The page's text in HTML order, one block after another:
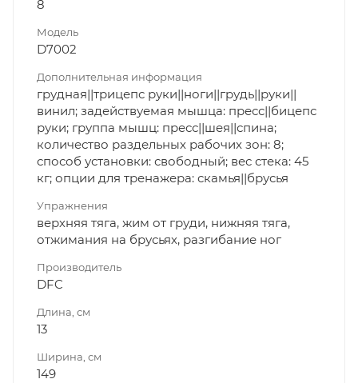
8
Модель
D7002
Дополнительная информация
грудная||трицепс руки||ноги||грудь||руки||
винил; задействуемая мышца: пресс||бицепс
руки; группа мышц: пресс||шея||спина;
количество раздельных рабочих зон: 8;
способ установки: свободный; вес стека: 45
кг; опции для тренажера: скамья||брусья
Упражнения
верхняя тяга, жим от груди, нижняя тяга,
отжимания на брусьях, разгибание ног
Производитель
DFC
Длина, см
13
Ширина, см
149